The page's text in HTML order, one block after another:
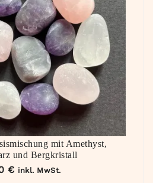
mit Amethyst,
und Bergkristall
€ inkl. MwSt.